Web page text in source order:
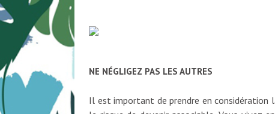
NE NÉGLIGEZ PAS LES AUTRES
Il est important de prendre en considération